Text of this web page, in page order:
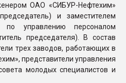
ОАО «СИБУР-Нефтехим»
и заместителем
по управлению персоналом
председателя). В состав
трех заводов, работающих в
представители управления
молодых специалистов и